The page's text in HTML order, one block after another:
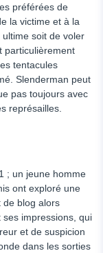
préférées de
la victime et à la
soit de voler
particulièrement
tentacules
Slenderman peut
pas toujours avec
représailles.
; un jeune homme
ont exploré une
de blog alors
ses impressions, qui
et de suspicion
dans les sorties